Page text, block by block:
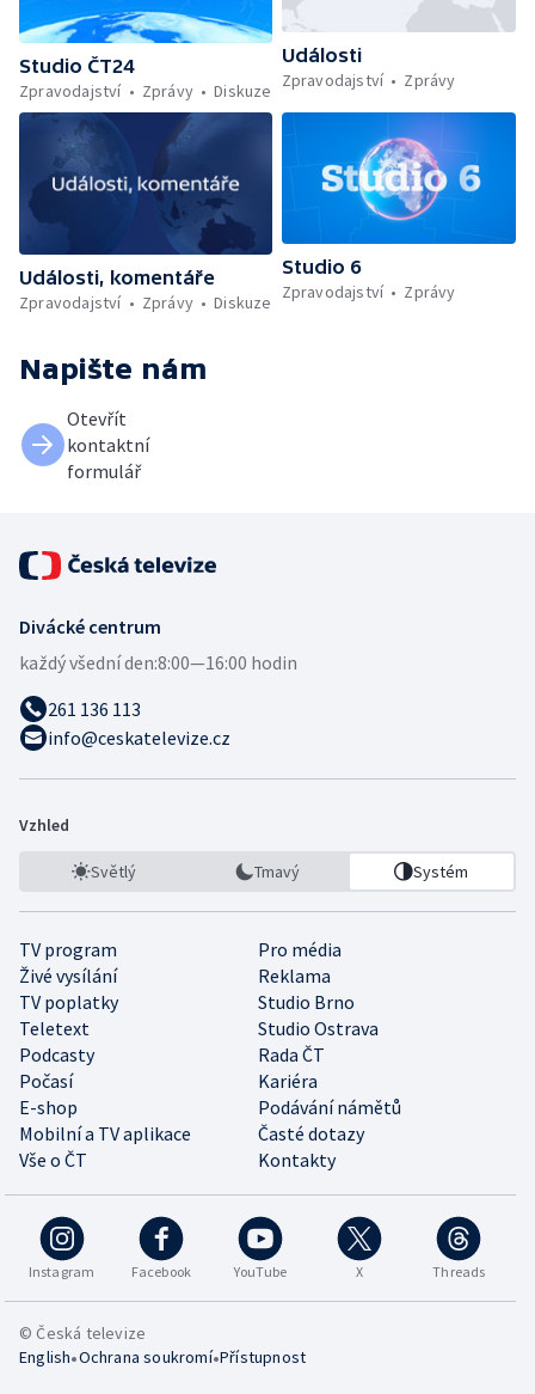
Studio ČT24
Zpravodajství
Zprávy Diskuze
Události
Zpravodajství
Zprávy
Události, komentáře
Zpravodajství
Zprávy Diskuze
Studio 6
Zpravodajství
Zprávy
Napište nám
Otevřít
kontaktní
formulář
Divácké centrum
každý všední den:8:00—16:00 hodin
261 136 113
info@ceskatelevize.cz
Vzhled
Světlý Tmavý Systém
TV program
Pro média
Živé vysílání
Reklama
TV poplatky
Studio Brno
Teletext
Studio Ostrava
Podcasty
Rada ČT
Počasí
Kariéra
E-shop
Podávání námětů
Mobilní a TV aplikace
Časté dotazy
Vše o ČT
Kontakty
Instagram Facebook YouTube X Threads
© Česká televize
English•Ochrana soukromí•Přístupnost